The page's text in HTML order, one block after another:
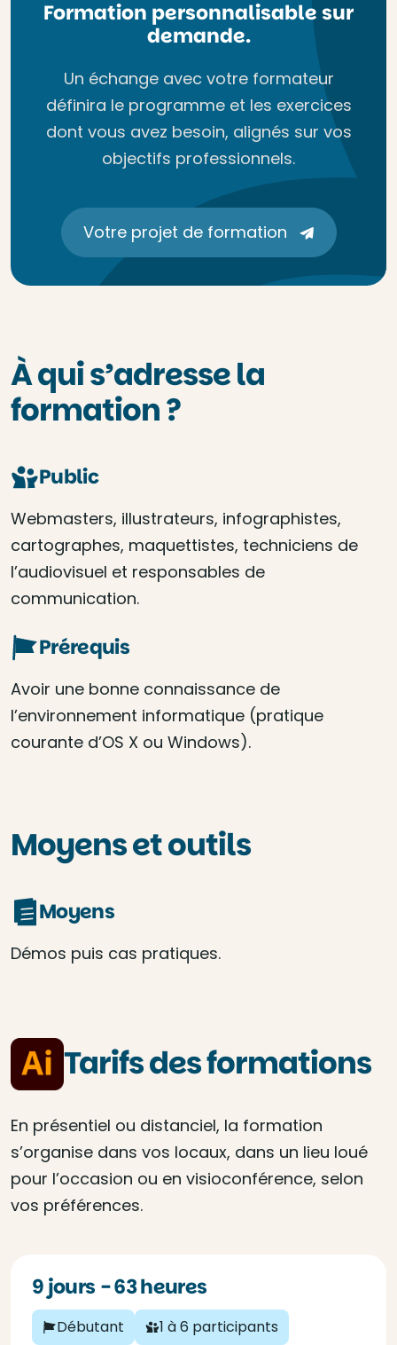
Formation personnalisable sur
demande.
Un échange avec votre formateur
définira le programme et les exercices
dont vous avez besoin, alignés sur vos
objectifs professionnels.
Votre projet de formation
À qui s’adresse la
formation ?
Public
Webmasters, illustrateurs, infographistes,
cartographes, maquettistes, techniciens de
l’audiovisuel et responsables de
communication.
Prérequis
Avoir une bonne connaissance de
l’environnement informatique (pratique
courante d’OS X ou Windows).
Moyens et outils
Moyens
Démos puis cas pratiques.
Tarifs des formations
En présentiel ou distanciel, la formation
s’organise dans vos locaux, dans un lieu loué
pour l’occasion ou en visioconférence, selon
vos préférences.
9 jours - 63 heures
Débutant 1 à 6 participants